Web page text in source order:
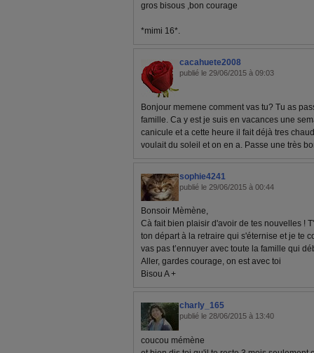
gros bisous ,bon courage
*mimi 16*.
cacahuete2008
publié le 29/06/2015 à 09:03
Bonjour memene comment vas tu? Tu as
famille. Ca y est je suis en vacances une
canicule et a cette heure il fait déjà tres
voulait du soleil et on en a. Passe une très
sophie4241
publié le 29/06/2015 à 00:44
Bonsoir Mèmène,
Cà fait bien plaisir d'avoir de tes nouvelles !
ton départ à la retraire qui s'éternise et je te
vas pas t’ennuyer avec toute la famille qui
Aller, gardes courage, on est avec toi
Bisou A +
charly_165
publié le 28/06/2015 à 13:40
coucou mémène